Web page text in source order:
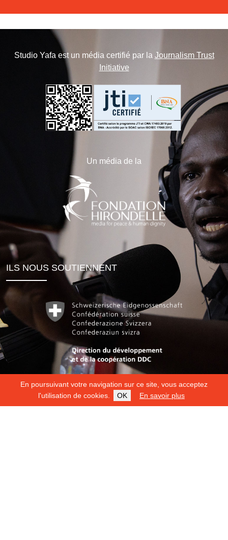
En poursuivant votre navigation sur ce site, vous acceptez
l'utilisation de cookies.
OK En savoir plus
Studio Yafa est un média certifié par la Journalism Trust
Initiative
Un média de la
ILS NOUS SOUTIENNENT